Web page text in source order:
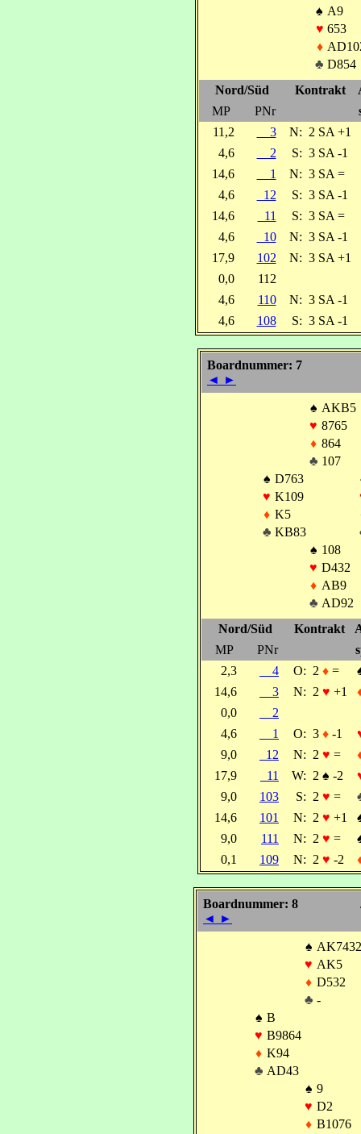
♠ A9
♥ 653
♦
♣ D854
Nord/Süd
Kontrakt
MP
PNr
11,2
3 N: 2 SA +1
4,6
2 S: 3 SA -1
14,6
1 N: 3 SA =
4,6
12 S: 3 SA -1
14,6
11 S: 3 SA =
4,6
10 N: 3 SA -1
17,9
102 N: 3 SA +1
0,0
112
4,6
110 N: 3 SA -1
4,6
108 S: 3 SA -1
Boardnummer: 7
◄ ►
♠ AKB5
♥ 8765
♦ 864
♣ 107
♠ D763
♥ K109
♦ K5
♣ KB83
♠ 108
♥ D432
♦ AB9
♣ AD92
Nord/Süd
Kontrakt
MP
PNr
2,3
4 O: 2 ♦ =
14,6
3 N: 2 ♥ +1
0,0
2
4,6
1 O: 3 ♦ -1
9,0
12 N: 2 ♥ =
17,9
11 W: 2 ♠ -2
9,0
103 S: 2 ♥ =
14,6
101 N: 2 ♥ +1
9,0
111 N: 2 ♥ =
0,1
109 N: 2 ♥ -2
Boardnummer: 8
◄ ►
♠ AK7432
♥ AK5
♦ D532
♣ -
♠ B
♥ B9864
♦ K94
♣ AD43
♠ 9
♥ D2
♦ B1076